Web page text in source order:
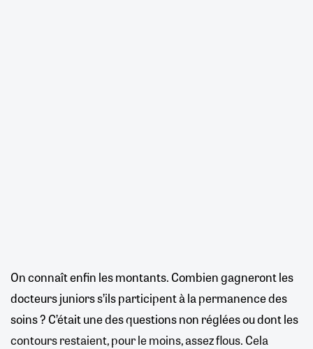
On connaît enfin les montants. Combien gagneront les
docteurs juniors s’ils participent à la permanence des
soins ? C’était une des questions non réglées ou dont les
contours restaient, pour le moins, assez flous. Cela